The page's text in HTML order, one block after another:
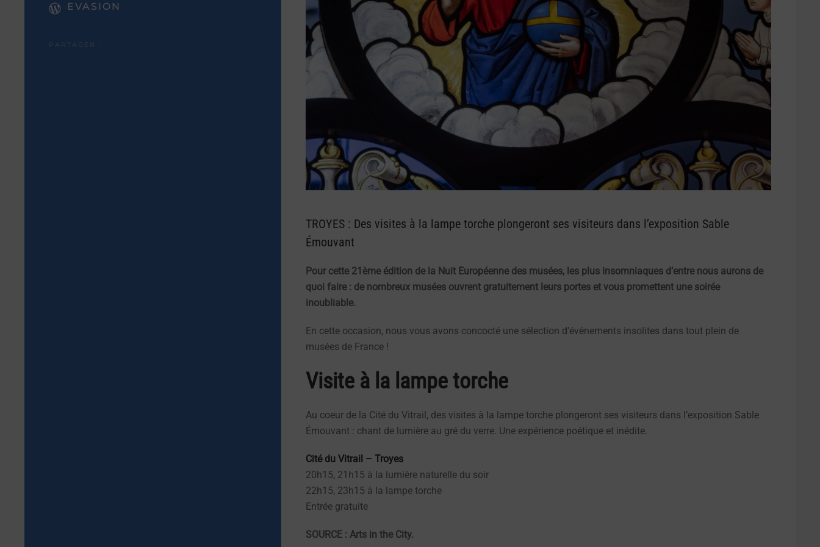
EVASION
TROYES : Des visites à la lampe torche plongeront ses visiteurs dans l’exposition Sable
Émouvant
Pour cette 21ème édition de la Nuit Européenne des musées, les plus insomniaques d’entre nous aurons de
quoi faire : de nombreux musées ouvrent gratuitement leurs portes et vous promettent une soirée
inoubliable.
En cette occasion, nous vous avons concocté une sélection d’événements insolites dans tout plein de
musées de France !
Visite à la lampe torche
Au coeur de la Cité du Vitrail, des visites à la lampe torche plongeront ses visiteurs dans l’exposition Sable
Émouvant : chant de lumière au gré du verre. Une expérience poétique et inédite.
Cité du Vitrail – Troyes
20h15, 21h15 à la lumière naturelle du soir
22h15, 23h15 à la lampe torche
Entrée gratuite
SOURCE : Arts in the City.